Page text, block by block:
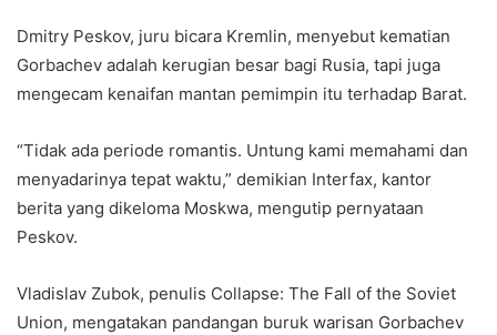
Dmitry Peskov, juru bicara Kremlin, menyebut kematian
Gorbachev adalah kerugian besar bagi Rusia, tapi juga
mengecam kenaifan mantan pemimpin itu terhadap Barat.
“Tidak ada periode romantis. Untung kami memahami dan
menyadarinya tepat waktu,” demikian Interfax, kantor
berita yang dikeloma Moskwa, mengutip pernyataan
Peskov.
Vladislav Zubok, penulis Collapse: The Fall of the Soviet
Union, mengatakan pandangan buruk warisan Gorbachev